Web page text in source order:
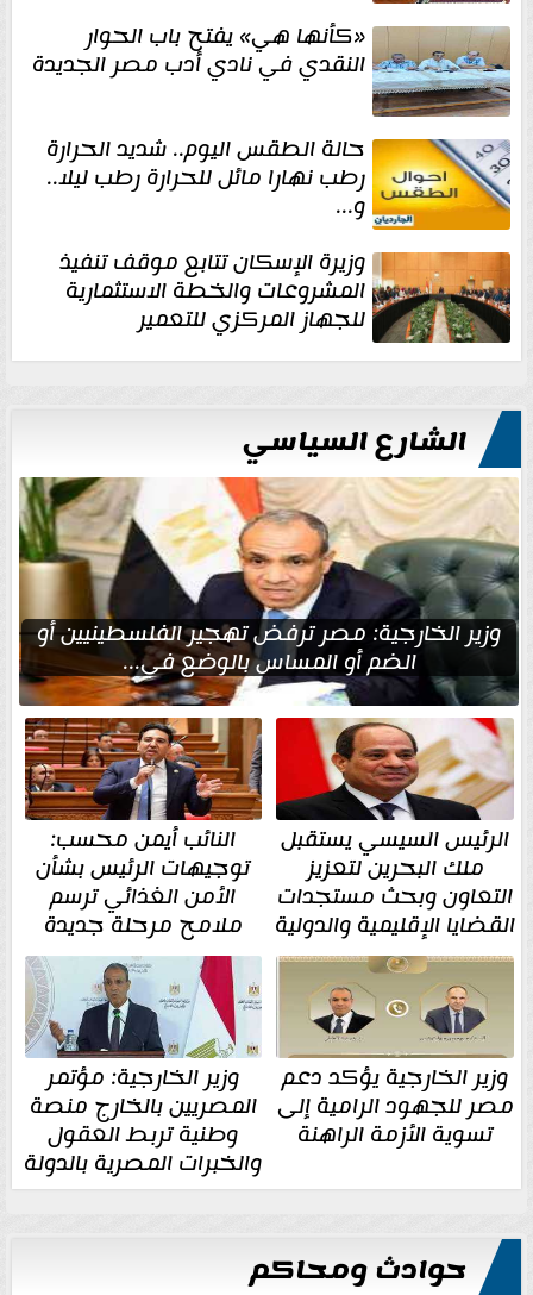
«كأنها هي» يفتح باب الحوار
النقدي في نادي أدب مصر الجديدة
حالة الطقس اليوم.. شديد الحرارة
رطب نهارا مائل للحرارة رطب ليلا..
و...
وزيرة الإسكان تتابع موقف تنفيذ
المشروعات والخطة الاستثمارية
للجهاز المركزي للتعمير
الشارع السياسي
وزير الخارجية: مصر ترفض تهجير الفلسطينيين أو
الضم أو المساس بالوضع في...
الرئيس السيسي يستقبل
ملك البحرين لتعزيز
التعاون وبحث مستجدات
القضايا الإقليمية والدولية
النائب أيمن محسب:
توجيهات الرئيس بشأن
الأمن الغذائي ترسم
ملامح مرحلة جديدة
وزير الخارجية يؤكد دعم
مصر للجهود الرامية إلى
تسوية الأزمة الراهنة
وزير الخارجية: مؤتمر
المصريين بالخارج منصة
وطنية تربط العقول
والخبرات المصرية بالدولة
حوادث ومحاكم